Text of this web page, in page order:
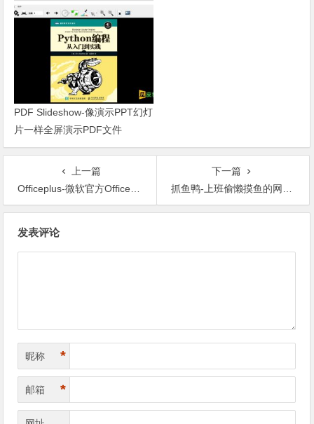
PDF Slideshow-像演示PPT幻灯
片一样全屏演示PDF文件
上一篇
Officeplus-微软官方Office模板资源站
下一篇
抓鱼鸭-上班偷懒摸鱼的网站起始页
发表评论
昵称 *
邮箱 *